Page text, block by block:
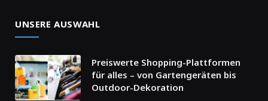
UNSERE AUSWAHL
Preiswerte Shopping-Plattformen
für alles – von Gartengeräten bis
Outdoor-Dekoration